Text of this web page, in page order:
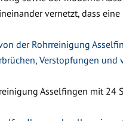
vernetzt, dass
der Rohrreinigung
Verstopfungen und
Asselfingen mit 24